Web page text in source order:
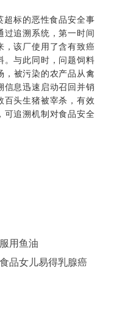
超标的恶性食品安全事
过追溯系统，第一时间
，该厂使用了含有致癌
。与此同时，问题饲料
，被污染的农产品从禽
信息迅速启动召回并销
百头生猪被宰杀，有效
可追溯机制对食品安全
用鱼油
品女儿易得乳腺癌